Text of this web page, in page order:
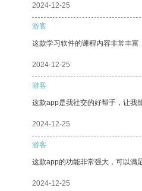
2024-12-25
游客
这款学习软件的课程内容非常丰富
2024-12-25
游客
这款app是我社交的好帮手，让我
2024-12-25
游客
这款app的功能非常强大，可以满
2024-12-25